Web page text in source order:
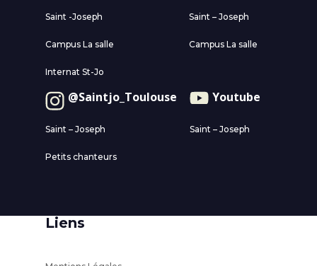
Saint -Joseph
Campus La salle
Internat St-Jo
Saint – Joseph
Campus La salle
@Saintjo_Toulouse
Saint – Joseph
Petits chanteurs
Youtube
Saint – Joseph
Liens